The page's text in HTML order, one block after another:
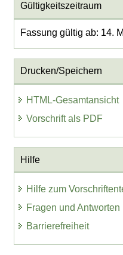
Gültigkeitszeitraum
Fassung gültig ab: 14.
Drucken/Speichern
HTML-Gesamtansicht
Vorschrift als PDF
Hilfe
Hilfe zum
Fragen und Antworten
Barrierefreiheit